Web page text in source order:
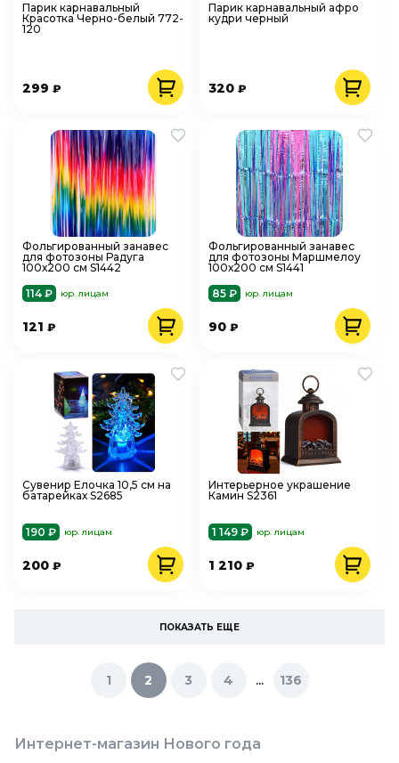
Парик карнавальный
Красотка Черно-белый 772-
120
299 ₽
Парик карнавальный афро
кудри черный
320₽
Фольгированный занавес
для фотозоны Радуга
100х200 см S1442
114 ₽
юр. лицам
121 ₽
Фольгированный занавес
для фотозоны Маршмелоу
100х200 см S1441
85 ₽
юр. лицам
90₽
Сувенир Елочка 10,5 см на
батарейках S2685
190 ₽ юр. лицам
200 ₽
Интерьерное украшение
Камин S2361
1 149 ₽ юр. лицам
1 210₽
ПОКАЗАТЬ ЕЩЕ
1 2 3 4 ... 136
Интернет-магазин Нового года